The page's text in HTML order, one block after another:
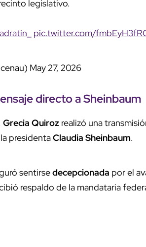
legislativo.
pic.twitter.com/
May 27, 2026
directoa Sheinbaum
Grecia Quiroz realizó una
presidentaClaudia Sheinbaum.
sentirsedecepcionada por el
respaldo de la mandataria